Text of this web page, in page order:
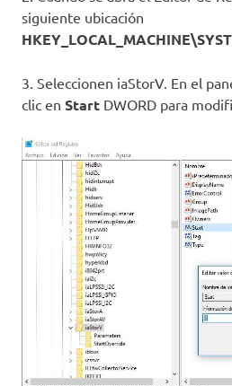
siguiente ubicación
3. Seleccionen iaStorV. En el
clic en Start DWORD para